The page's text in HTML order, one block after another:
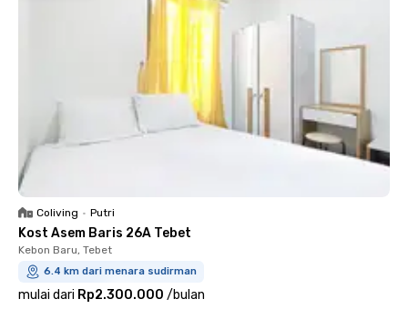
Coliving • Putri
Kost Asem Baris 26A Tebet
Kebon Baru, Tebet
6.4 km dari menara sudirman
mulai dari Rp2.300.000 /bulan